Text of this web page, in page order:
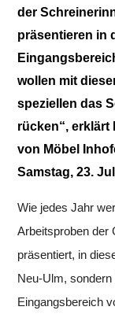
der
präsentieren in
wollen mit
speziellen das
rücken“, erklärt
von Möbel
Samstag, 23.
Wie jedes Jahr
Arbeitsproben der
präsentiert, in
Neu-Ulm,
Eingangsbereich